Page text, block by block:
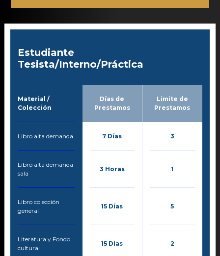
Estudiante
Tesista/Interno/Práctica
Material /
Colección
Días de
Prestamos
Limite de
Prestamos
Libro alta demanda 7 Días 3
Libro alta demanda
sala
3 Horas 1
Libro colección
general
15 Días 5
Literatura y Fondo
cultural
15 Días 2